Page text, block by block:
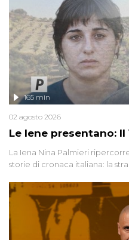
Le Iene presentano:
165 min
02 agosto 2026
La Iena Nina Palmieri
storie di cronaca italiana: la